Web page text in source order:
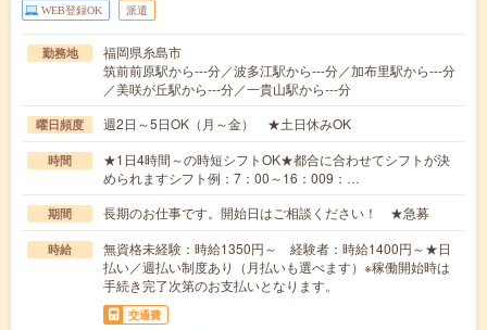
WEB登録OK 派遣
勤務地
福岡県糸島市
筑前前原駅から---分／波多江駅から---分／加布里駅から---分
／美咲が丘駅から---分／一貴山駅から---分
曜日頻度 週2日～5日OK（月～金） ★土日休みOK
時間
★1日4時間～の時短シフトOK★都合に合わせてシフトが決
められますシフト例：7：00～16：009：…
期間 長期のお仕事です。開始日はご相談ください！ ★急募
時給
無資格未経験：時給1350円～ 経験者：時給1400円～★日
払い／週払い制度あり（月払いも選べます）※稼働開始時は
手続き完了次第のお支払いとなります。
交通費